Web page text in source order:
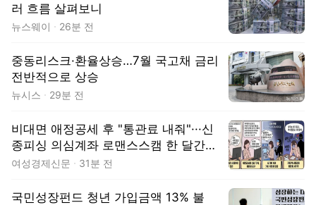
러 흐름 살펴보니
뉴스웨이 26분 전
중동리스크·환율상승…7월 국고채 금리
전반적으로 상승
뉴시스 29분 전
비대면 애정공세 후 "통관료 내줘"···신
종피싱 의심계좌 로맨스스캠 한 달간
최다
여성경제신문 31분 전
국민성장펀드 청년 가입금액 13% 불